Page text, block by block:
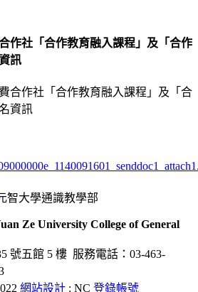
作社「合作教育融入課程」及「合作
訊
Ze University College of General
號五館 5 樓 服務電話：03-463-
網站設計 : NC 登錄帳號